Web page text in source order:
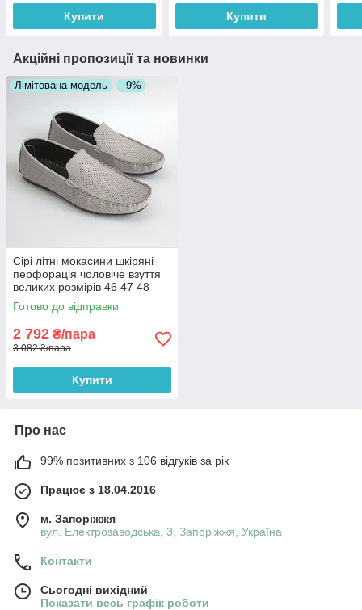
Купити Купити
Акційні пропозиції та новинки
Лімітована модель –9%
Сірі літні мокасини шкіряні
перфорація чоловіче взуття
великих розмірів 46 47 48
Rosso Avangard BS M4
PerfGrey
Готово до відправки
2 792 ₴/пара
3 082 ₴/пара
Купити
Про нас
99% позитивних з 106 відгуків за рік
Працює з 18.04.2016
м. Запоріжжя
вул. Електрозаводська, 3, Запоріжжя, Україна
Контакти
Сьогодні вихідний
Показати весь графік роботи